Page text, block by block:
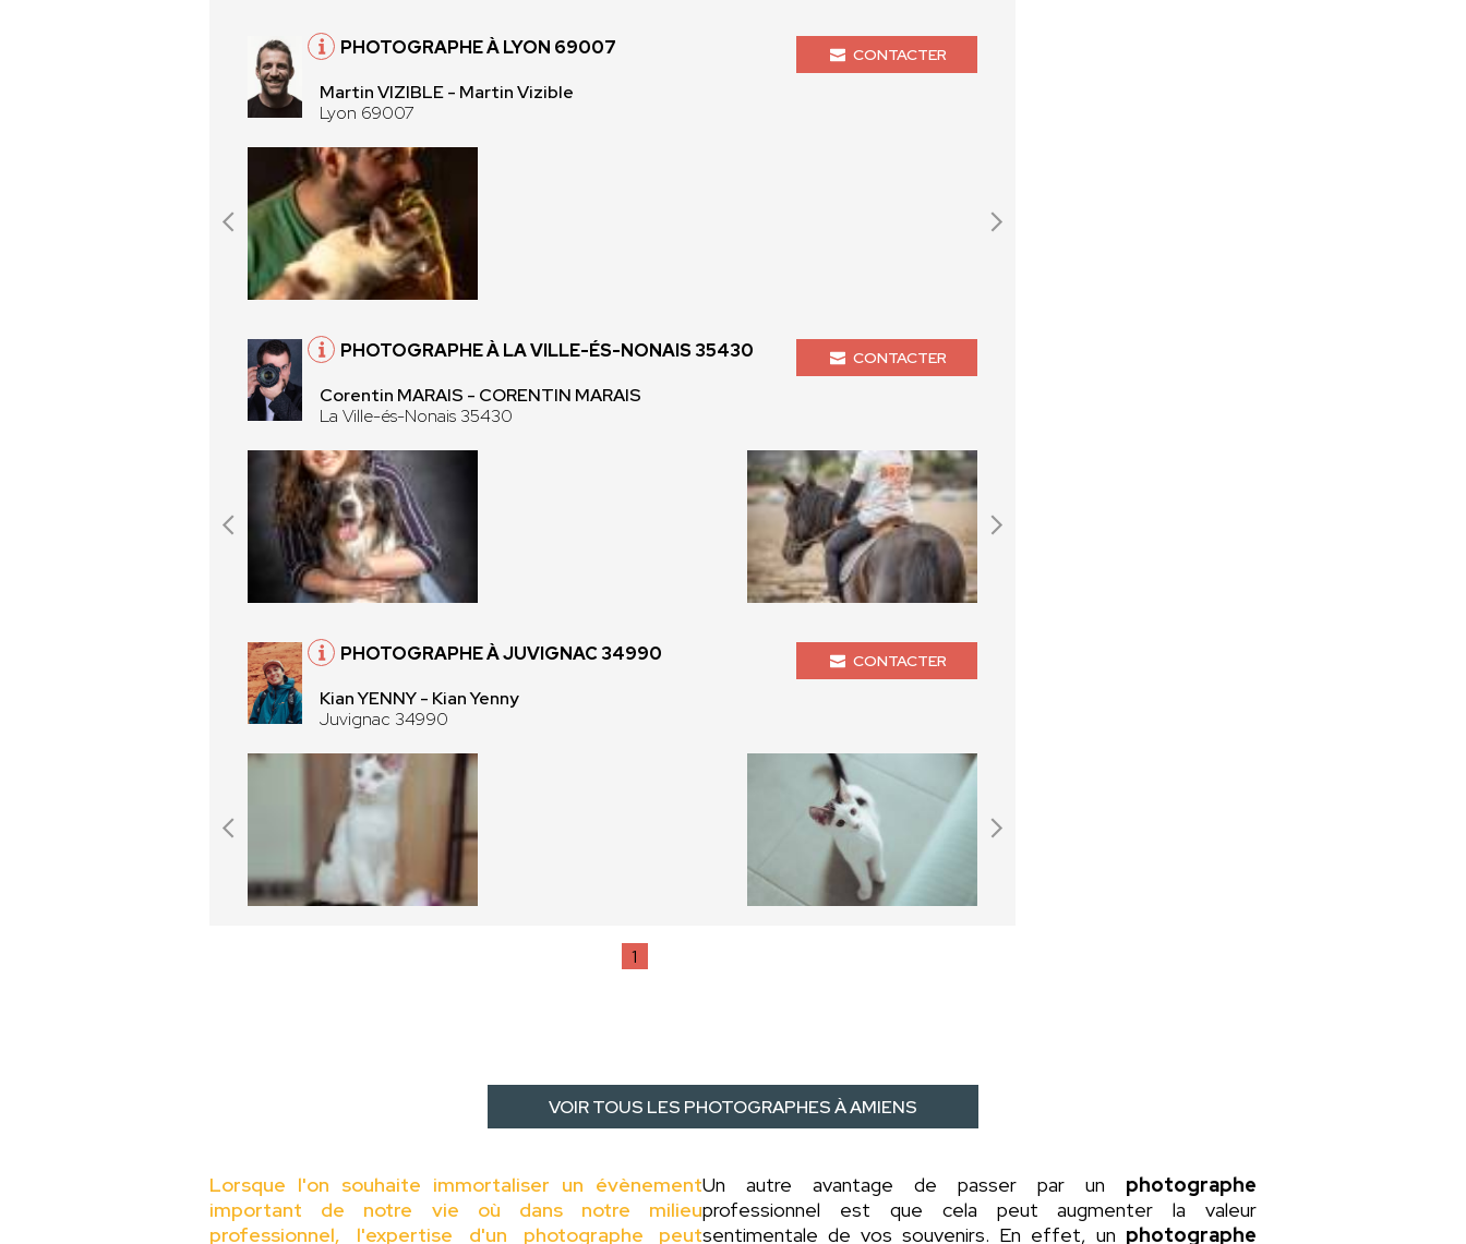
PHOTOGRAPHE À LYON 69007
Martin VIZIBLE - Martin Vizible
Lyon 69007
CONTACTER
PHOTOGRAPHE À LA VILLE-ÉS-NONAIS 35430
Corentin MARAIS - CORENTIN MARAIS
La Ville-és-Nonais 35430
CONTACTER
PHOTOGRAPHE À JUVIGNAC 34990
Kian YENNY - Kian Yenny
Juvignac 34990
CONTACTER
1
VOIR TOUS LES PHOTOGRAPHES À AMIENS
Lorsque l'on souhaite immortaliser un évènement
important de notre vie où dans notre milieu
professionnel, l'expertise d'un photographe peut
Un autre avantage de passer par un photographe
professionnel est que cela peut augmenter la valeur
sentimentale de vos souvenirs. En effet, un photographe